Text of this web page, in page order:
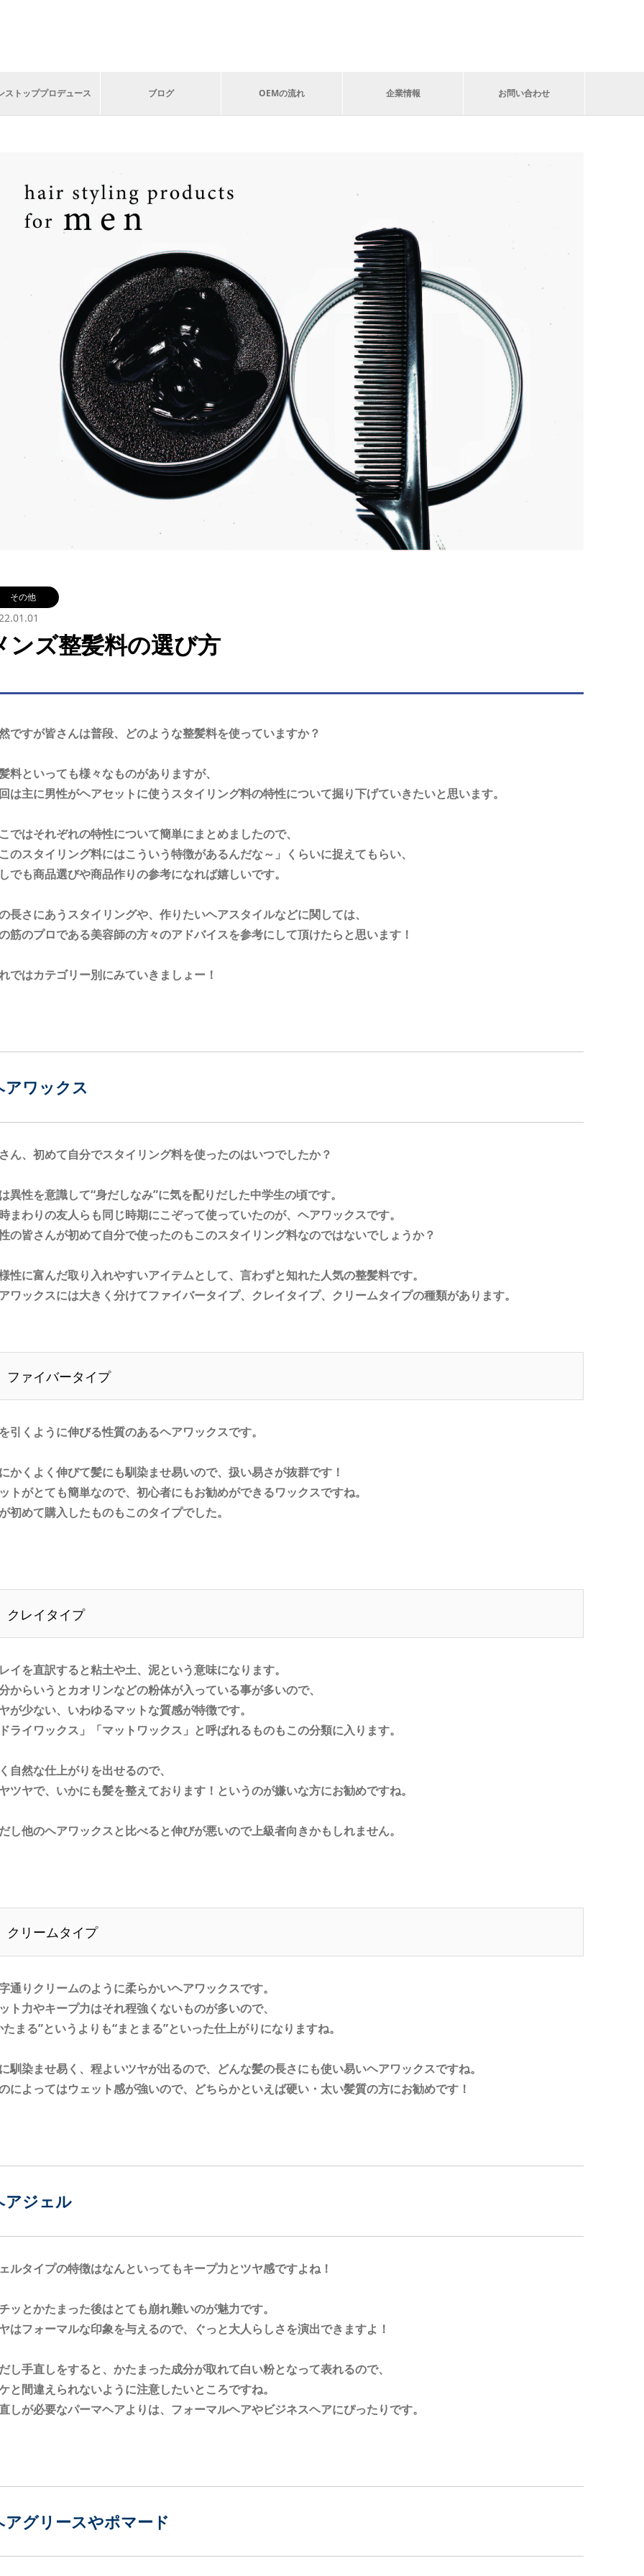
ストッププロデュース ブログ OEMの流れ 企業情報 お問い合わせ
その他
ンズ整髪料の選び方
ですが皆さんは普段、どのような整髪料を使っていますか？
料といっても様々なものがありますが、
は主に男性がヘアセットに使うスタイリング料の特性について掘り下げていきたいと思います。
ではそれぞれの特性について簡単にまとめましたので、
このスタイリング料にはこういう特徴があるんだな～」くらいに捉えてもらい、
でも商品選びや商品作りの参考になれば嬉しいです。
長さにあうスタイリングや、作りたいヘアスタイルなどに関しては、
筋のプロである美容師の方々のアドバイスを参考にして頂けたらと思います！
ではカテゴリー別にみていきましょー！
アワックス
ん、初めて自分でスタイリング料を使ったのはいつでしたか？
異性を意識して“身だしなみ”に気を配りだした中学生の頃です。
まわりの友人らも同じ時期にこぞって使っていたのが、ヘアワックスです。
の皆さんが初めて自分で使ったのもこのスタイリング料なのではないでしょうか？
性に富んだ取り入れやすいアイテムとして、言わずと知れた人気の整髪料です。
ワックスには大きく分けてファイバータイプ、クレイタイプ、クリームタイプの種類があります。
ファイバータイプ
引くように伸びる性質のあるヘアワックスです。
かくよく伸びて髪にも馴染ませ易いので、扱い易さが抜群です！
トがとても簡単なので、初心者にもお勧めができるワックスですね。
初めて購入したものもこのタイプでした。
クレイタイプ
イを直訳すると粘土や土、泥という意味になります。
からいうとカオリンなどの粉体が入っている事が多いので、
が少ない、いわゆるマットな質感が特徴です。
ドライワックス」「マットワックス」と呼ばれるものもこの分類に入ります。
自然な仕上がりを出せるので、
ツヤで、いかにも髪を整えております！というのが嫌いな方にお勧めですね。
し他のヘアワックスと比べると伸びが悪いので上級者向きかもしれません。
クリームタイプ
通りクリームのように柔らかいヘアワックスです。
ト力やキープ力はそれ程強くないものが多いので、
たまる”というよりも“まとまる”といった仕上がりになりますね。
馴染ませ易く、程よいツヤが出るので、どんな髪の長さにも使い易いヘアワックスですね。
によってはウェット感が強いので、どちらかといえば硬い・太い髪質の方にお勧めです！
アジェル
ルタイプの特徴はなんといってもキープ力とツヤ感ですよね！
ッとかたまった後はとても崩れ難いのが魅力です。
はフォーマルな印象を与えるので、ぐっと大人らしさを演出できますよ！
し手直しをすると、かたまった成分が取れて白い粉となって表れるので、
と間違えられないように注意したいところですね。
しが必要なパーマヘアよりは、フォーマルヘアやビジネスヘアにぴったりです。
アグリースやポマード